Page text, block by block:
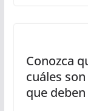
Conozca
cuáles
que